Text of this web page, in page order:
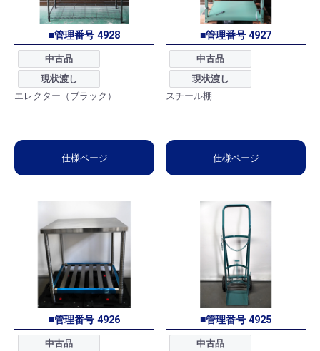
■管理番号 4928
中古品
現状渡し
エレクター（ブラック）
仕様ページ
■管理番号 4927
中古品
現状渡し
スチール棚
仕様ページ
■管理番号 4926
中古品
■管理番号 4925
中古品